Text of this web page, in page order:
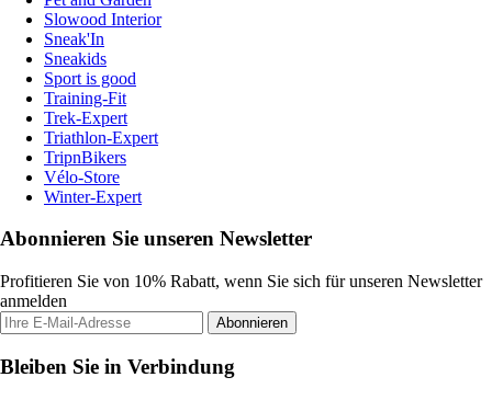
Slowood Interior
Sneak'In
Sneakids
Sport is good
Training-Fit
Trek-Expert
Triathlon-Expert
TripnBikers
Vélo-Store
Winter-Expert
Abonnieren Sie unseren Newsletter
Profitieren Sie von 10% Rabatt, wenn Sie sich für unseren Newsletter
anmelden
Abonnieren
Bleiben Sie in Verbindung